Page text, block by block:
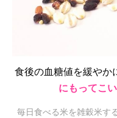
食後の血糖値を緩やか
にもってこ
毎日食べる米を雑穀米す